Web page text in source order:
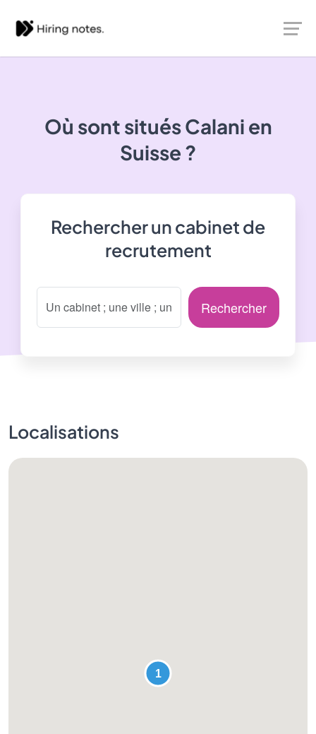
Où sont situésCalani en
Suisse ?
Rechercher un cabinet de
recrutement
Rechercher
Localisations